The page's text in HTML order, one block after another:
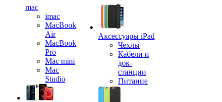
mac
imac
MacBook
Air
MacBook
Pro
Mac mini
Mac
Studio
Аксессуары iPad
Чехлы
Кабели и
док-
станции
Питание